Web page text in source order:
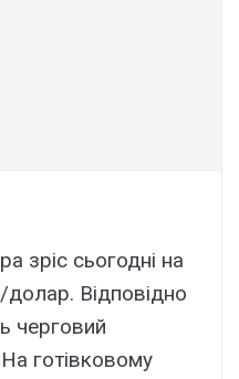
зріс сьогодні на
Відповідно
черговий
готівковому